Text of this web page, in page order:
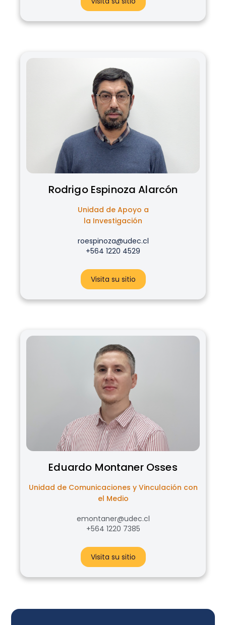
RodrigoEspinoza Alarcón
Unidad de Apoyo a
la Investigación
roespinoza@udec.cl
+564 1220 4529
Visita su sitio
Eduardo Montaner Osses
Unidad de Comunicaciones y Vinculación con
el Medio
emontaner@udec.cl
+564 1220 7385
Visita su sitio